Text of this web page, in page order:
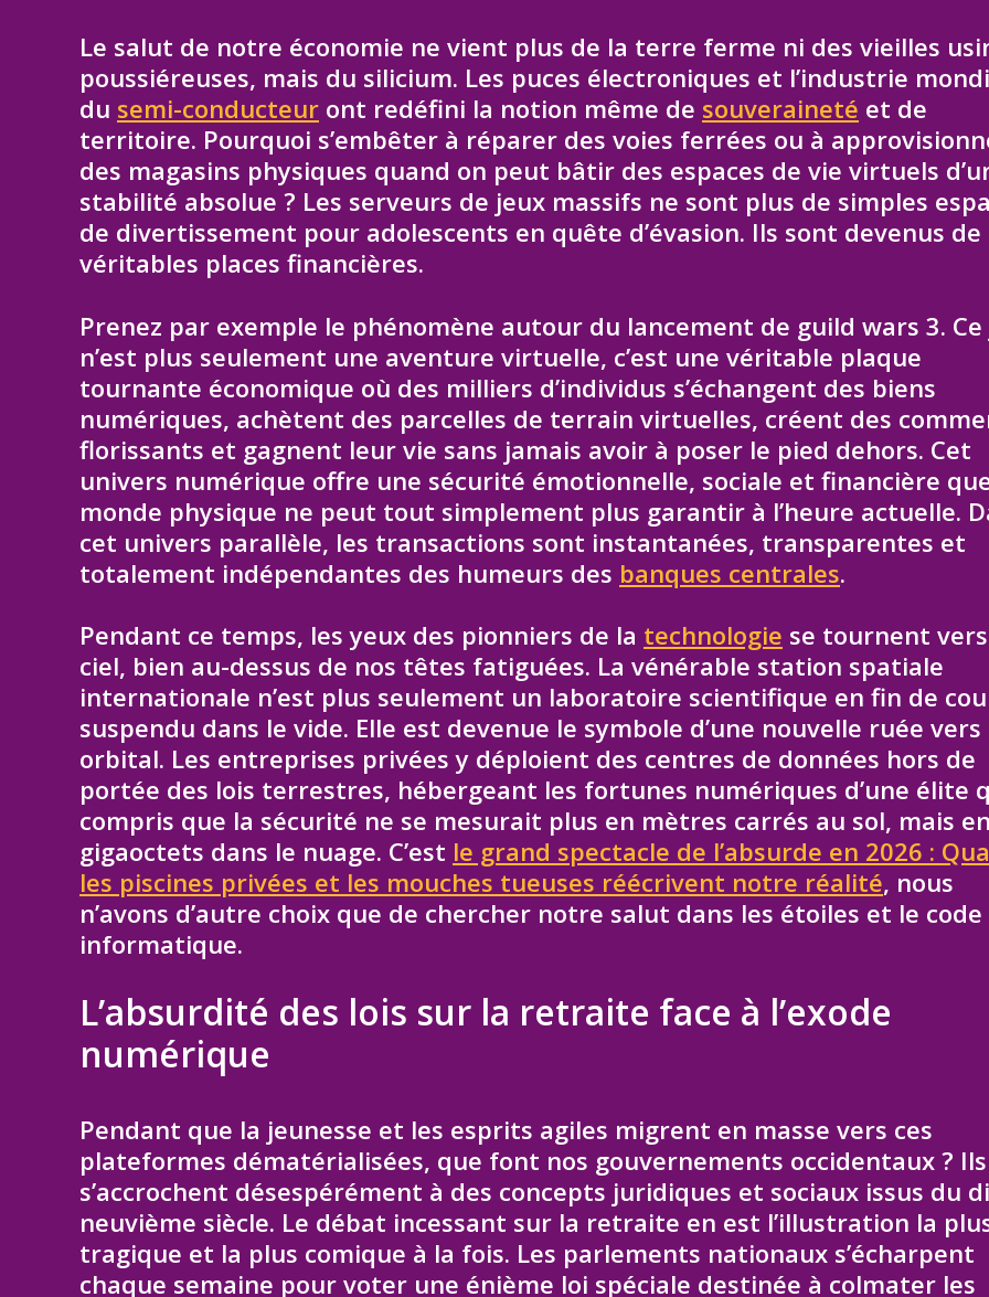
Le salut de notre économie ne vient plus de la terre ferme ni des vieilles
poussiéreuses, mais du silicium. Les puces électroniques et l’industrie
du semi-conducteur ont redéfini la notion même de souveraineté et de
territoire. Pourquoi s’embêter à réparer des voies ferrées ou à
des magasins physiques quand on peut bâtir des espaces de vie virtuels
stabilité absolue ? Les serveurs de jeux massifs ne sont plus de simples
de divertissement pour adolescents en quête d’évasion. Ils sont devenus de
véritables places financières.
Prenez par exemple le phénomène autour du lancement de guild wars 3.
n’est plus seulement une aventure virtuelle, c’est une véritable plaque
tournante économique où des milliers d’individus s’échangent des biens
numériques, achètent des parcelles de terrain virtuelles, créent des
florissants et gagnent leur vie sans jamais avoir à poser le pied dehors. Cet
univers numérique offre une sécurité émotionnelle, sociale et financière
monde physique ne peut tout simplement plus garantir à l’heure actuelle.
cet univers parallèle, les transactions sont instantanées, transparentes et
totalement indépendantes des humeurs des banques centrales.
Pendant ce temps, les yeux des pionniers de la technologie se tournent
ciel, bien au-dessus de nos têtes fatiguées. La vénérable station spatiale
internationale n’est plus seulement un laboratoire scientifique en fin de
suspendu dans le vide. Elle est devenue le symbole d’une nouvelle ruée vers
orbital. Les entreprises privées y déploient des centres de données hors de
portée des lois terrestres, hébergeant les fortunes numériques d’une élite
compris que la sécurité ne se mesurait plus en mètres carrés au sol, mais
gigaoctets dans le nuage. C’est le grand spectacle de l’absurde en 2026 :
les piscines privées et les mouches tueuses réécrivent notre réalité, nous
n’avons d’autre choix que de chercher notre salut dans les étoiles et le code
informatique.
L’absurdité des lois sur la retraite face à l’exode
numérique
Pendant que la jeunesse et les esprits agiles migrent en masse vers ces
plateformes dématérialisées, que font nos gouvernements occidentaux ? Ils
s’accrochent désespérément à des concepts juridiques et sociaux issus du
neuvième siècle. Le débat incessant sur la retraite en est l’illustration la
tragique et la plus comique à la fois. Les parlements nationaux s’écharpent
chaque semaine pour voter une énième loi spéciale destinée à colmater les